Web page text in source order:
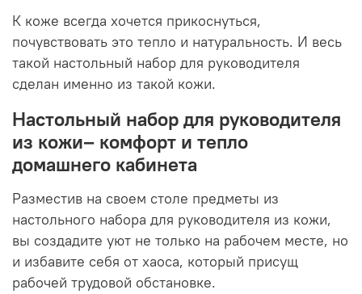
К коже всегда хочется прикоснуться,
почувствовать это тепло и натуральность. И весь
такой настольный набор для руководителя
сделан именно из такой кожи.
Настольный набор для руководитeля
из кожи– комфорт и тепло
домашнего кабинета
Разместив на своем столе предметы из
настольного набора для руководитeля из кожи,
вы создадите уют не только на рабочем месте, но
и избавите себя от хаоса, который присущ
рабочей трудовой обстановке.